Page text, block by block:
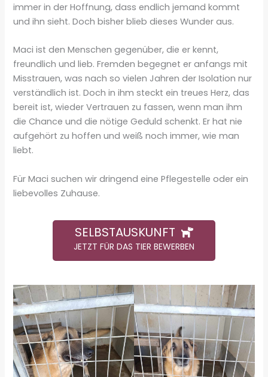
immer in der Hoffnung, dass endlich jemand kommt
und ihn sieht. Doch bisher blieb dieses Wunder aus.
Maci ist den Menschen gegenüber, die er kennt,
freundlich und lieb. Fremden begegnet er anfangs mit
Misstrauen, was nach so vielen Jahren der Isolation nur
verständlich ist. Doch in ihm steckt ein treues Herz, das
bereit ist, wieder Vertrauen zu fassen, wenn man ihm
die Chance und die nötige Geduld schenkt. Er hat nie
aufgehört zu hoffen und weiß noch immer, wie man
liebt.
Für Maci suchen wir dringend eine Pflegestelle oder ein
liebevolles Zuhause.
SELBSTAUSKUNFT
JETZT FÜR DAS TIER BEWERBEN